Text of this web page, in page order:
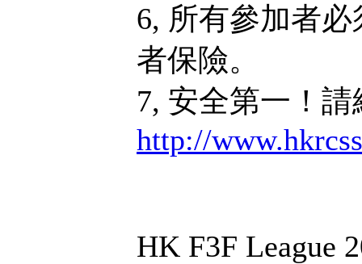
6, 所有參加者
者保險。
7, 安全第一！
http://
HK F3F League